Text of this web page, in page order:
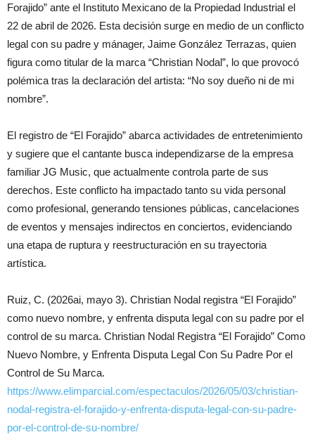
Forajido” ante el Instituto Mexicano de la Propiedad Industrial el
22 de abril de 2026. Esta decisión surge en medio de un conflicto
legal con su padre y mánager, Jaime González Terrazas, quien
figura como titular de la marca “Christian Nodal”, lo que provocó
polémica tras la declaración del artista: “No soy dueño ni de mi
nombre”.
El registro de “El Forajido” abarca actividades de entretenimiento
y sugiere que el cantante busca independizarse de la empresa
familiar JG Music, que actualmente controla parte de sus
derechos. Este conflicto ha impactado tanto su vida personal
como profesional, generando tensiones públicas, cancelaciones
de eventos y mensajes indirectos en conciertos, evidenciando
una etapa de ruptura y reestructuración en su trayectoria
artística.
Ruiz, C. (2026ai, mayo 3). Christian Nodal registra “El Forajido”
como nuevo nombre, y enfrenta disputa legal con su padre por el
control de su marca. Christian Nodal Registra “El Forajido” Como
Nuevo Nombre, y Enfrenta Disputa Legal Con Su Padre Por el
Control de Su Marca.
https://www.elimparcial.com/espectaculos/2026/05/03/christian-
nodal-registra-el-forajido-y-enfrenta-disputa-legal-con-su-padre-
por-el-control-de-su-nombre/